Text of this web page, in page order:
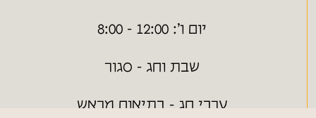
יום ו׳: 12:00 - 8:00
שבת וחג - סגור
ערבי חג - בתיאום מראש